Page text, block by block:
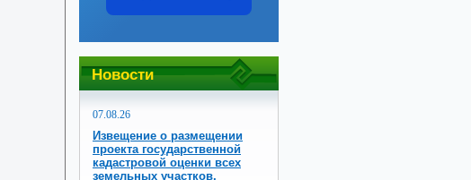
Новости
07.08.26
Извещение о размещении
проекта государственной
кадастровой оценки всех
земельных участков,